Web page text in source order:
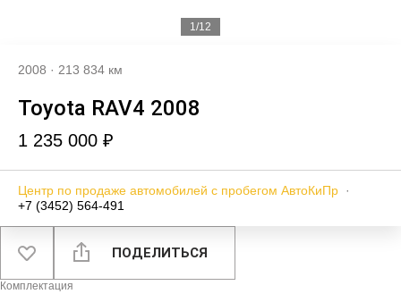
1/12
2008 · 213 834 км
Toyota RAV4 2008
1 235 000 ₽
Центр по продаже автомобилей с пробегом АвтоКиПр ·
+7 (3452) 564-491
ПОДЕЛИТЬСЯ
Комплектация